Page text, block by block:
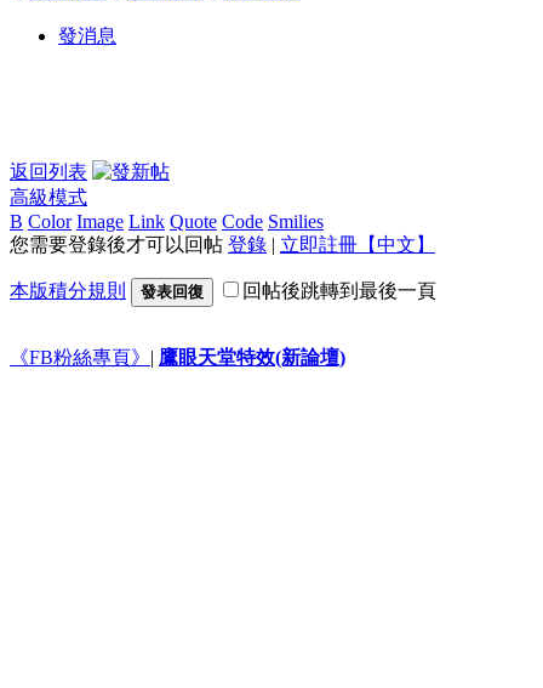
發消息
返回列表
高級模式
B Color Image Link Quote Code Smilies
您需要登錄後才可以回帖 登錄 | 立即註冊【中文】
本版積分規則 發表回復 回帖後跳轉到最後一頁
《FB粉絲專頁》 | 鷹眼天堂特效(新論壇)